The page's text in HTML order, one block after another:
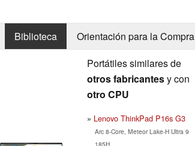
Biblioteca Orientación para la Compra
Portátiles similares de
otros fabricantesy con
otro CPU
Lenovo ThinkPad P16s G3
Arc 8-Core, Meteor Lake-H Ultra 9
185H